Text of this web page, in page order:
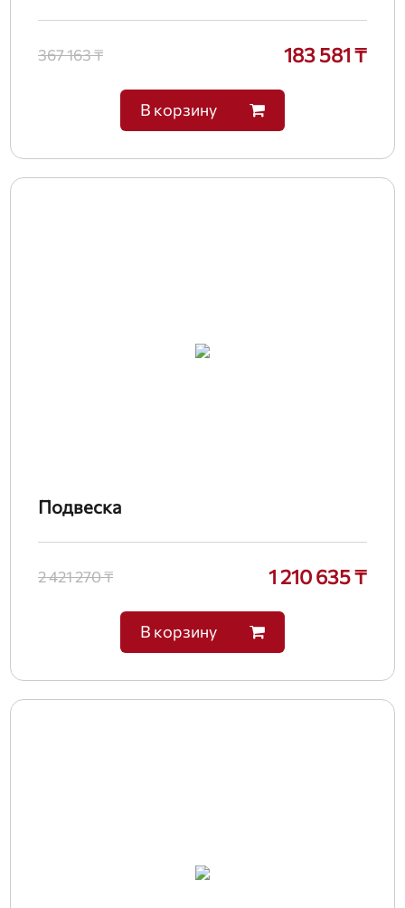
367 163 ₸ 183 581 ₸
В корзину
Подвеска
2 421 270 ₸ 1 210 635 ₸
В корзину